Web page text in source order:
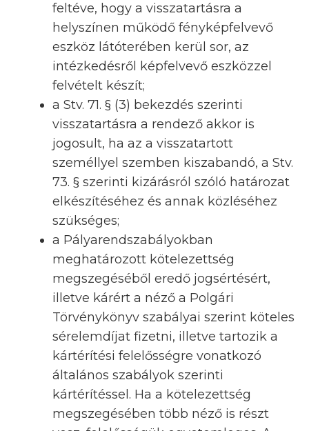
feltéve, hogy a visszatartásra a
helyszínen működő fényképfelvevő
eszköz látóterében kerül sor, az
intézkedésről képfelvevő eszközzel
felvételt készít;
a Stv. 71. § (3) bekezdés szerinti
visszatartásra a rendező akkor is
jogosult, ha az a visszatartott
személlyel szemben kiszabandó, a Stv.
73. § szerinti kizárásról szóló határozat
elkészítéséhez és annak közléséhez
szükséges;
a Pályarendszabályokban
meghatározott kötelezettség
megszegéséből eredő jogsértésért,
illetve kárért a néző a Polgári
Törvénykönyv szabályai szerint köteles
sérelemdíjat fizetni, illetve tartozik a
kártérítési felelősségre vonatkozó
általános szabályok szerinti
kártérítéssel. Ha a kötelezettség
megszegésében több néző is részt